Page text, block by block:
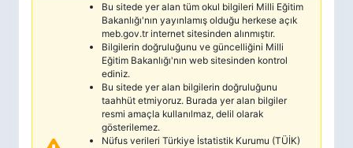
Bu sitede yer alan tüm okul bilgileri Milli Eğitim
Bakanlığı'nın yayınlamış olduğu herkese açık
meb.gov.tr internet sitesinden alınmıştır.
Bilgilerin doğruluğunu ve güncelliğini Milli
Eğitim Bakanlığı'nın web sitesinden kontrol
ediniz.
Bu sitede yer alan bilgilerin doğruluğunu
taahhüt etmiyoruz. Burada yer alan bilgiler
resmi amaçla kullanılmaz, delil olarak
gösterilemez.
Nüfus verileri Türkiye İstatistik Kurumu (TÜİK)